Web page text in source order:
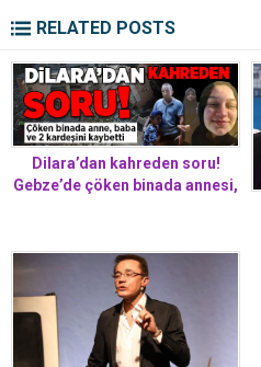
RELATED POSTS
Dilara’dan kahreden soru!
Gebze’de çöken binada annesi,